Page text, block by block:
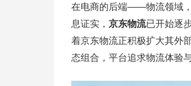
在电商的后端——物流领域，
息证实， 京东物流已开始逐
着京东物流正积极扩大其外
态组合，平台追求物流体验